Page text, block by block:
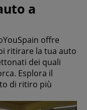
a
offre
ritirare la tua auto
dei quali
Esplora il
di ritiro più